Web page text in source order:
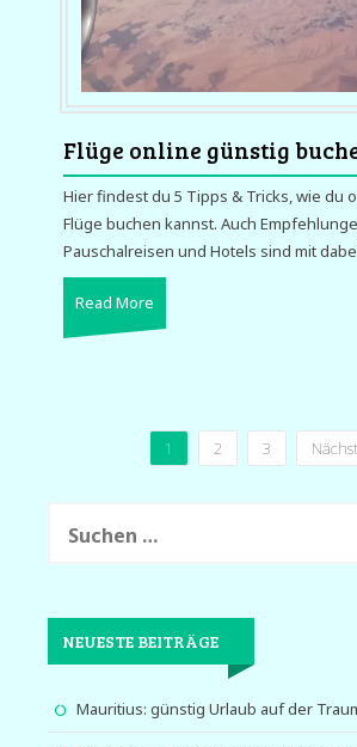
Flüge online günstig
Hier findest du 5 Tipps & Tricks, wie du
Flüge buchen kannst. Auch
Pauschalreisen und Hotels sind mit
Read More
Beiträge
1 2 3
nach:
NEUESTE BEITRÄGE
Mauritius: günstig Urlaub auf der